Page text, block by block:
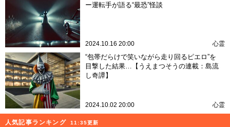
ー運転手が語る“最恐”怪談
2024.10.16 20:00 心霊
“包帯だらけで笑いながら走り回るピエロ”を
目撃した結果…【うえまつそうの連載：島流
し奇譚】
2024.10.02 20:00 心霊
人気記事ランキング 11:35更新